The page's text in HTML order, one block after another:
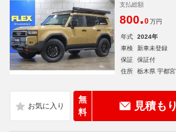
支払総額
800.0 万円
年式 2024年
車検
新車未登録
保証
保証付
住所
栃木県 宇都
無
料
見積も